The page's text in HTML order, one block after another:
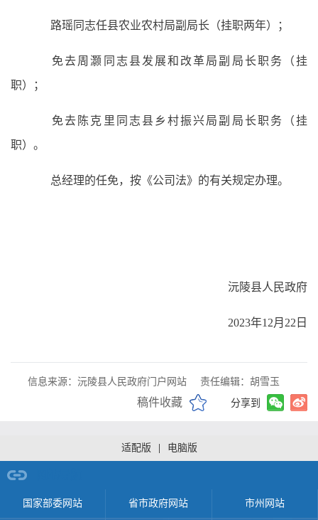
路瑶同志任县农业农村局副局长（挂职两年）；
免去周灏同志县发展和改革局副局长职务（挂
职）；
免去陈克里同志县乡村振兴局副局长职务（挂
职）。
总经理的任免，按《公司法》的有关规定办理。
沅陵县人民政府
2023年12月22日
信息来源：沅陵县人民政府门户网站 责任编辑：胡雪玉
稿件收藏 分享到
适配版 电脑版
国家部委网站 省市政府网站 市州网站